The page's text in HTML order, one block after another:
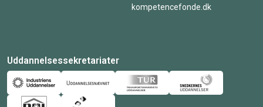
kompetencefonde.dk
Uddannelsessekretariater